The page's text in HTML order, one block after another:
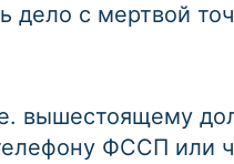
дело с мертвой
вышестоящему
ФССП или